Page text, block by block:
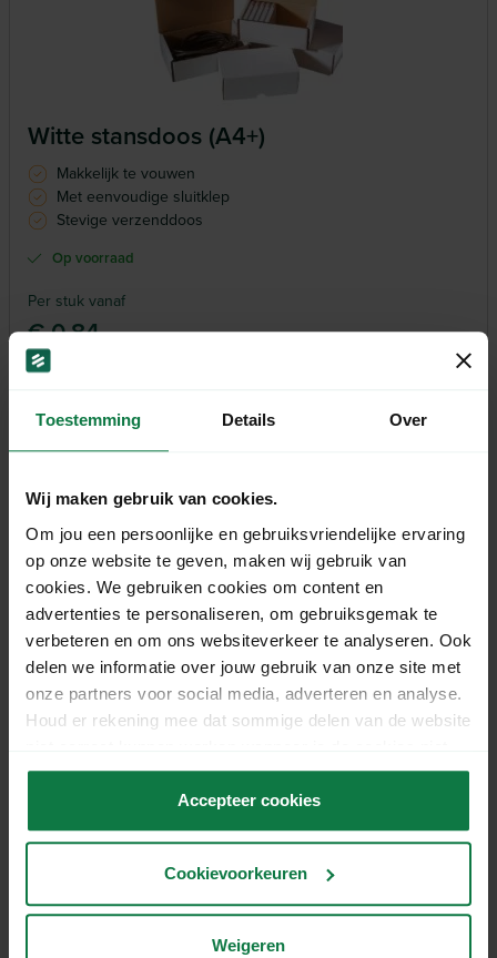
Toestemming Details Over
Wij maken gebruik van cookies.
Om jou een persoonlijke en gebruiksvriendelijke ervaring
op onze website te geven, maken wij gebruik van
cookies. We gebruiken cookies om content en
advertenties te personaliseren, om gebruiksgemak te
verbeteren en om ons websiteverkeer te analyseren. Ook
delen we informatie over jouw gebruik van onze site met
onze partners voor social media, adverteren en analyse.
Houd er rekening mee dat sommige delen van de website
accepteert.
Accepteer cookies
Cookievoorkeuren
Weigeren
Witte stansdoos (A4+)
Makkelijk te vouwen
Met eenvoudige sluitklep
Stevige verzenddoos
Op voorraad
Per stuk vanaf
€ 0,84
Witte stansdoos (A5)
Bespaar op inpakmateriaal
Snel verzendklaar
Op voorraad
stansdozen aan. Een stansdoos is ideaal voor het
versturen van producten tot 10 kg en eenvoudig in
gebruik dankzij de handige sluitklep. De